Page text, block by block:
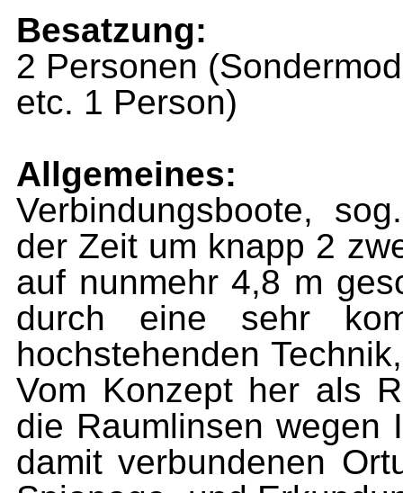
Besatzung:
2 Personen
etc. 1 Person)
Allgemeines:
Verbindungsboote,
der Zeit um knapp 2
auf nunmehr 4,8 m
durch eine sehr
hochstehenden
Vom Konzept her als
die Raumlinsen wegen
damit verbundenen